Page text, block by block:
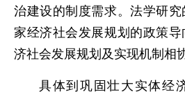
治建设的制度需求。法学研
家经济社会发展规划的政策
济社会发展规划及实现机制相
具体到巩固壮大实体经